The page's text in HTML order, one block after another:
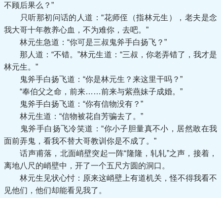
不顾后果么？”
只听那初问话的人道：“花师侄（指林元生），老夫是念
我大哥十年教养心血，不为难你，去吧。”
林元生急道：“你可是三叔鬼斧手白扬飞？”
那人道：“不错。”林元生道：“三叔，你老弄错了，我才是
林元生。”
鬼斧手白扬飞道：“你是林元生？来这里干吗？”
“奉伯父之命，前来……前来与紫燕妹子成婚。”
鬼斧手白扬飞道：“你有信物没有？”
林元生道：“信物被花自芳骗去了。”
鬼斧手白扬飞冷笑道：“你小子胆量真不小，居然敢在我
面前弄鬼，看我不替大哥教训你是不成了。”
话声甫落，北面峭壁突起一阵“隆隆，轧轧”之声，接着，
离地八尺的峭壁中，开了一个五尺方圆的洞口。
林元生见状心忖：原来这峭壁上有道机关，怪不得我看不
见他们，他们却能看见我了。